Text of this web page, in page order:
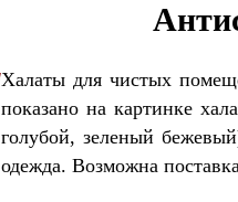
Халаты для чистых
показано на картинке
голубой, зеленый
одежда. Возможна